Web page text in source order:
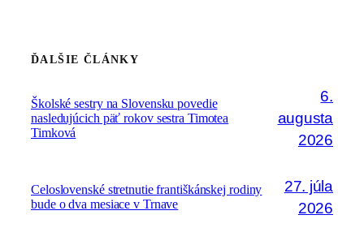
ĎALŠIE ČLÁNKY
Školské sestry na Slovensku povedie
nasledujúcich päť rokov sestra Timotea
Timková
6.
augusta
2026
Celoslovenské stretnutie františkánskej rodiny
bude o dva mesiace v Trnave
27. júla
2026